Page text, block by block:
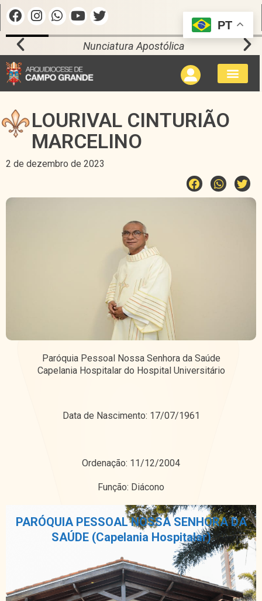
Nunciatura Apostólica
LOURIVAL CINTURIÃO
MARCELINO
2 de dezembro de 2023
Paróquia Pessoal Nossa Senhora da Saúde
Capelania Hospitalar do Hospital Universitário
Data de Nascimento: 17/07/1961
Ordenação: 11/12/2004
Função: Diácono
PARÓQUIA PESSOAL NOSSA SENHORA DA
SAÚDE (Capelania Hospitalar)
PT